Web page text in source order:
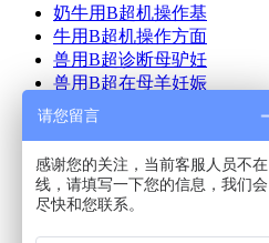
奶牛用B超机操作基
牛用B超机操作方面
兽用B超诊断母驴妊
兽用B超在母羊妊娠
猪用B超机使用方法
猪用B超使用方法及
牛用B超在奶牛生产
猪用B超多少钱
兽用B超机如何使用
请您留言
感谢您的关注，当前客服人员不在
线，请填写一下您的信息，我们会
尽快和您联系。